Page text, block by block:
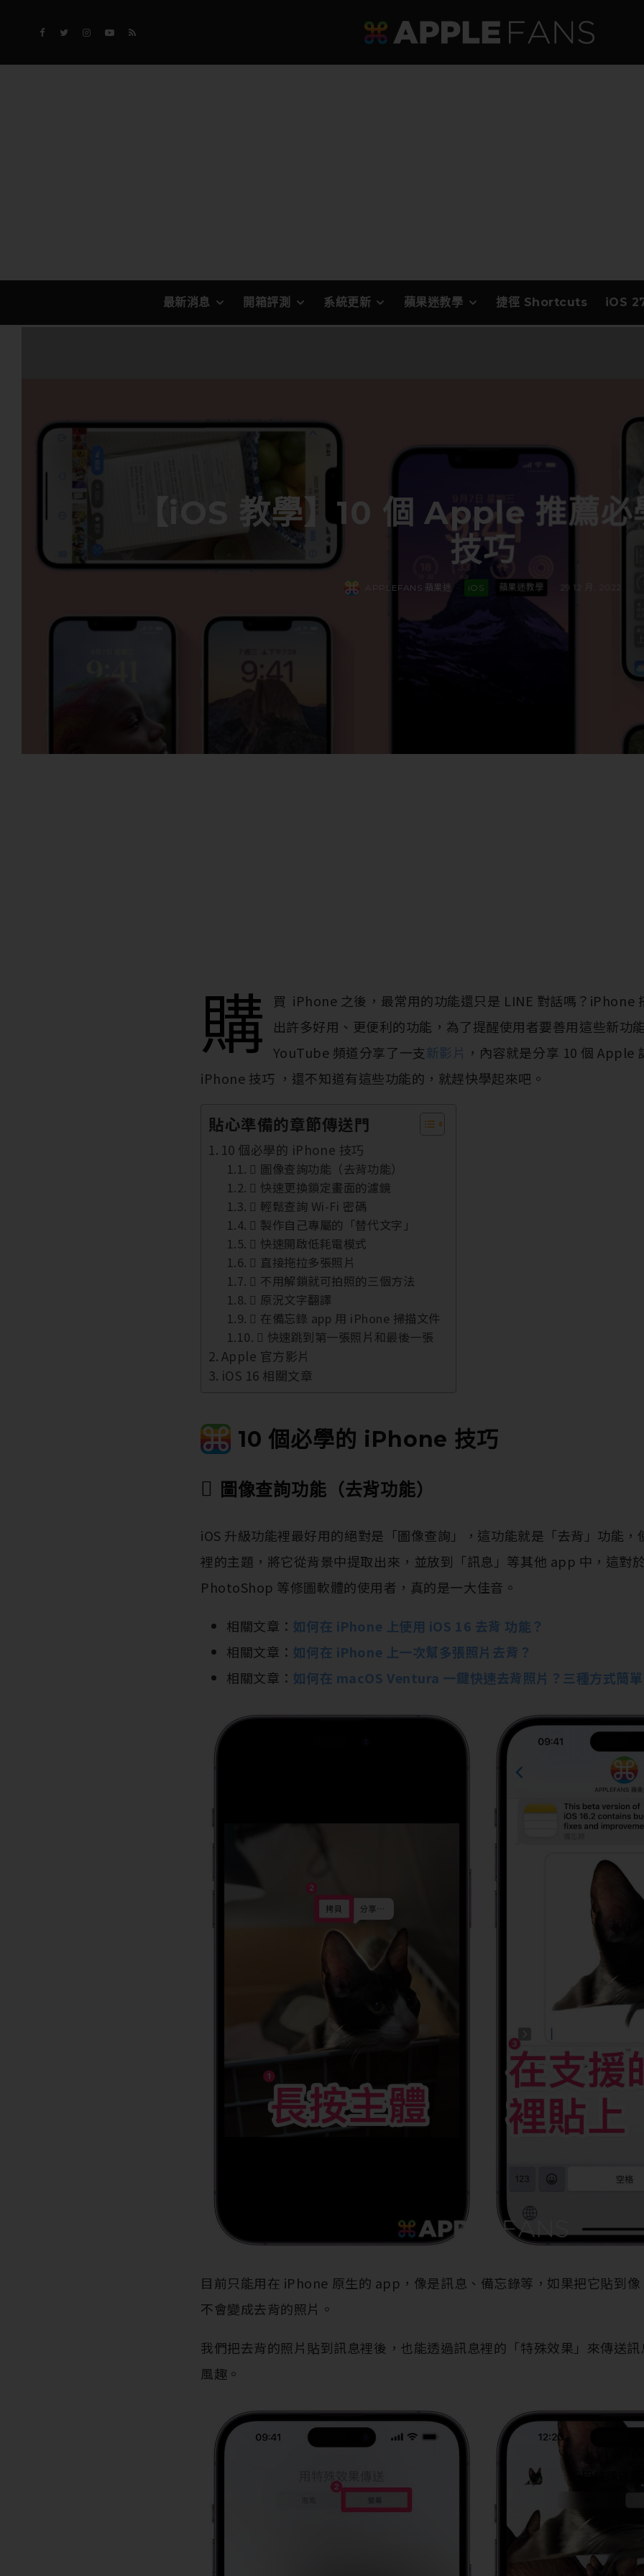
最新消息 開箱評測 系統更新 蘋果迷教學 捷徑 Shortcuts iOS
【iOS 教學】10 個 Apple 推薦
技巧
APPLEFANS 蘋果迷 · iOS 蘋果迷教學 29 12 月, 2022
購
買 iPhone 之後，最常用的功能還只是 LINE 對話嗎？iPhone
出許多好用、更便利的功能，為了提醒使用者要善用這些新功
YouTube 頻道分享了一支新影片 ，內容就是分享 10 個 Apple
iPhone 技巧 ，還不知道有這些功能的，就趕快學起來吧。
貼心準備的章節傳送門
10 個必學的 iPhone 技巧
 圖像查詢功能（去背功能）
 快速更換鎖定畫面的濾鏡
 輕鬆查詢 Wi-Fi 密碼
 製作自己專屬的「替代文字」
 快速開啟低耗電模式
 直接拖拉多張照片
 不用解鎖就可拍照的三個方法
 原況文字翻譯
 在備忘錄 app 用 iPhone 掃描文件
 快速跳到第一張照片和最後一張
Apple 官方影片
iOS 16 相關文章
10 個必學的 iPhone 技巧
 圖像查詢功能（去背功能）
iOS 升級功能裡最好用的絕對是「圖像查詢」，這功能就是「去背」功能
裡的主題，將它從背景中提取出來，並放到「訊息」等其他 app 中，這對
PhotoShop 等修圖軟體的使用者，真的是一大佳音。
相關文章： 如何在 iPhone 上使用 iOS 16 去背 功能？
相關文章： 如何在 iPhone 上一次幫多張照片去背？
相關文章： 如何在 macOS Ventura 一鍵快速去背照片？三種方式簡
目前只能用在 iPhone 原生的 app，像是訊息、備忘錄等，如果把它貼到
不會變成去背的照片。
我們把去背的照片貼到訊息裡後，也能透過訊息裡的「特殊效果」來傳送
風趣。